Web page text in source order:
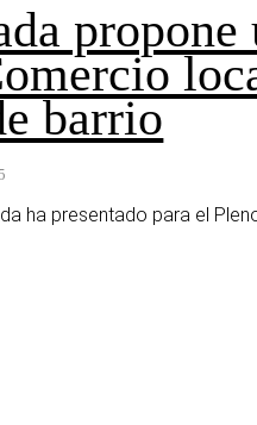
barrio
ha presentado para el